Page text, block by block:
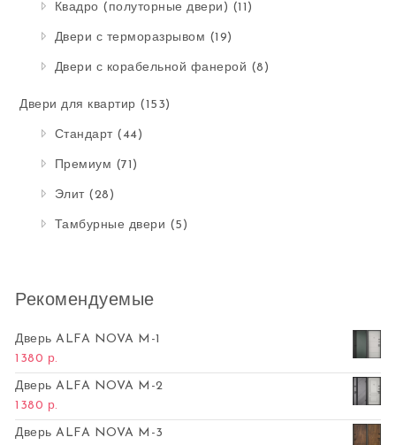
Квадро (полуторные двери) (11)
Двери с терморазрывом (19)
Двери с корабельной фанерой (8)
Двери для квартир (153)
Стандарт (44)
Премиум (71)
Элит (28)
Тамбурные двери (5)
Рекомендуемые
Дверь ALFA NOVA M-1
1380 р.
Дверь ALFA NOVA M-2
1380 р.
Дверь ALFA NOVA M-3